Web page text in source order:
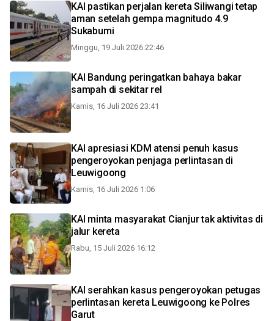
KAI pastikan perjalan kereta Siliwangi tetap
aman setelah gempa magnitudo 4.9
Sukabumi
Minggu, 19 Juli 2026 22:46
KAI Bandung peringatkan bahaya bakar
sampah di sekitar rel
Kamis, 16 Juli 2026 23:41
KAI apresiasi KDM atensi penuh kasus
pengeroyokan penjaga perlintasan di
Leuwigoong
Kamis, 16 Juli 2026 1:06
KAI minta masyarakat Cianjur tak aktivitas di
jalur kereta
Rabu, 15 Juli 2026 16:12
KAI serahkan kasus pengeroyokan petugas
perlintasan kereta Leuwigoong ke Polres
Garut